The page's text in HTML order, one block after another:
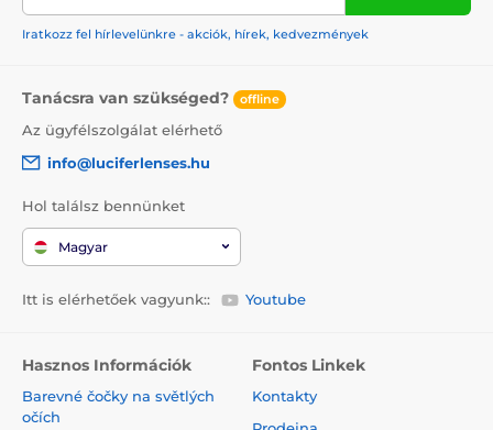
Iratkozz fel hírlevelünkre - akciók, hírek, kedvezmények
Tanácsra van szükséged? offline
Az ügyfélszolgálat elérhető
info@luciferlenses.hu
Hol találsz bennünket
Magyar
Itt is elérhetőek vagyunk:: Youtube
Hasznos Információk
Barevné čočky na světlých
očích
Fontos Linkek
Kontakty